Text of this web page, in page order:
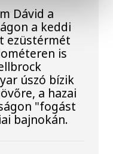
Dávid a
a keddi
ezüstérmét
is
úszó bízik
a hazai
"fogást
bajnokán.